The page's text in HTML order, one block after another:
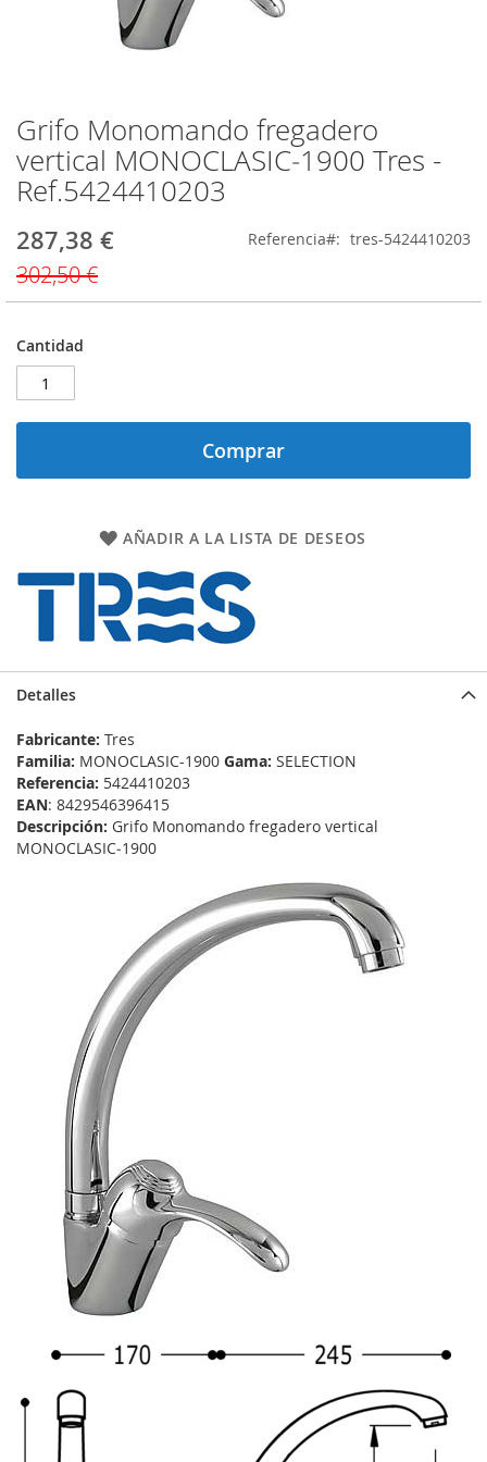
Grifo Monomando fregadero
vertical MONOCLASIC‑1900 Tres -
Ref.5424410203
Precio
287,38 €
302,50 €
Referencia tres-5424410203
Cantidad
Comprar
AÑADIR A LA LISTA DE DESEOS
Saltar
al
comienzo
de
galería
de
imágenes
Detalles
Fabricante: Tres
Familia: MONOCLASIC-1900 Gama: SELECTION
Referencia: 5424410203
EAN: 8429546396415
Descripción: Grifo Monomando fregadero vertical
MONOCLASIC‑1900